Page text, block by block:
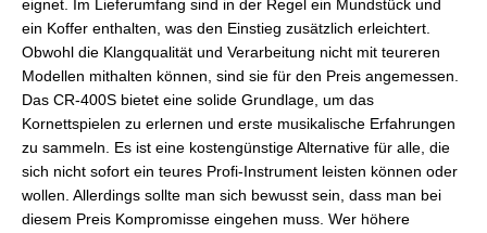
eignet. Im Lieferumfang sind in der Regel ein Mundstück und
ein Koffer enthalten, was den Einstieg zusätzlich erleichtert.
Obwohl die Klangqualität und Verarbeitung nicht mit teureren
Modellen mithalten können, sind sie für den Preis angemessen.
Das CR-400S bietet eine solide Grundlage, um das
Kornettspielen zu erlernen und erste musikalische Erfahrungen
zu sammeln. Es ist eine kostengünstige Alternative für alle, die
sich nicht sofort ein teures Profi-Instrument leisten können oder
wollen. Allerdings sollte man sich bewusst sein, dass man bei
diesem Preis Kompromisse eingehen muss. Wer höhere